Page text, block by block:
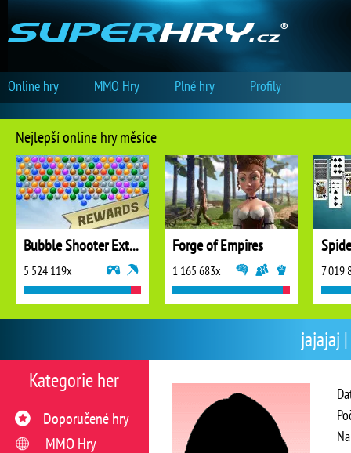
jajajaj
Kategorie her
Doporučené hry
MMO Hry
Nejlepší online hry měsíce
Bubble Shooter Extreme
5 524 119x
Forge of Empires
1 165 683x 7 019
Online hry MMO Hry Plné hry Profily